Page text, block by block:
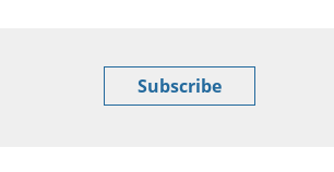
Subscribe